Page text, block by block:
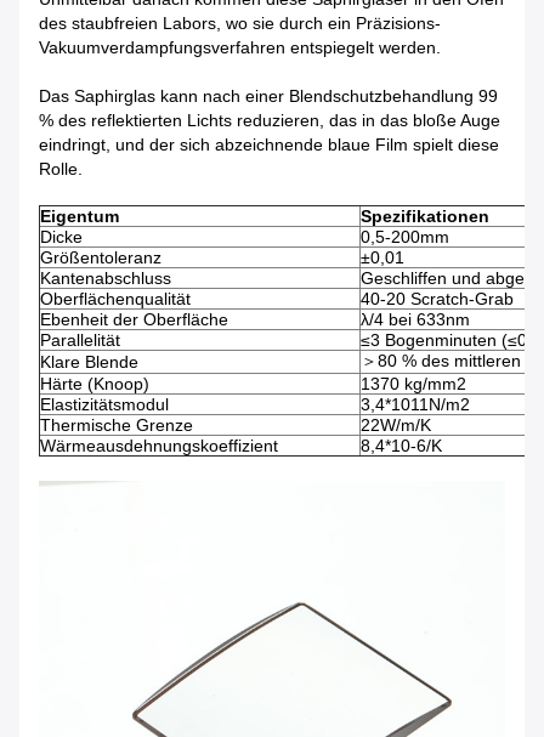
des staubfreien Labors, wo sie durch ein Präzisions-
Vakuumverdampfungsverfahren entspiegelt werden.
Das Saphirglas kann nach einer Blendschutzbehandlung 99
% des reflektierten Lichts reduzieren, das in das bloße Auge
eindringt, und der sich abzeichnende blaue Film spielt diese
Rolle.
Eigentum
Spezifikationen
Dicke
0,5-200mm
Größentoleranz
±0,01
Kantenabschluss
Geschliffen und
Oberflächenqualität
40-20 Scratch-Grab
Ebenheit der Oberfläche
λ/4 bei 633nm
Parallelität
≤3 Bogenminuten
Klare Blende
＞80 % des mittleren
Härte (Knoop)
1370 kg/mm2
Elastizitätsmodul
3,4*1011N/m2
Thermische Grenze
22W/m/K
Wärmeausdehnungskoeffizient
8,4*10-6/K